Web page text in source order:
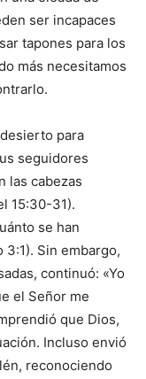
ser incapaces
tapones para los
más necesitamos
para
seguidores
las cabezas
15:30-31).
se han
3:1). Sin embargo,
continuó: «Yo
el Señor me
que Dios,
Incluso envió
reconociendo